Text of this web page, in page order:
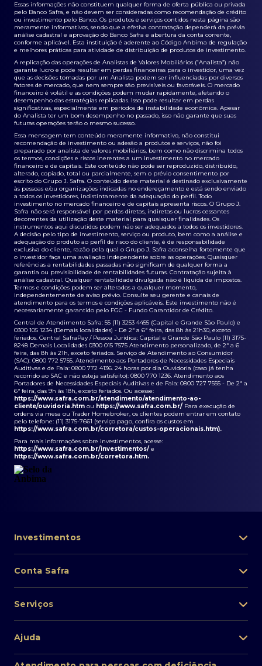
Essas informações não constituem qualquer forma de oferta pública ou privada
pelo Banco Safra, e não devem ser consideradas como recomendação de crédito
ou investimento pelo Banco. Os produtos e serviços contidos nesta página são
meramente informativos, sendo que a efetiva contratação dependerá da prévia
análise cadastral e aprovação do Banco Safra e abertura da conta corrente,
conforme aplicável. Esta instituição é aderente ao Código Anbima de regulação
e melhores práticas para atividade de distribuição de produtos de investimento.
A replicação das operações de Analistas de Valores Mobiliários (“Analista”) não
garante lucro e pode resultar em perdas financeiras para o investidor, uma vez
que as decisões tomadas por um Analista podem ser influenciadas por diversos
fatores de mercado, que nem sempre são previsíveis ou favoráveis. O mercado
financeiro é volátil e as condições podem mudar rapidamente, afetando o
desempenho das estratégias replicadas. Isso pode resultar em perdas
significativas, especialmente em períodos de instabilidade econômica. Apesar
do Analista ter um bom desempenho no passado, isso não garante que suas
futuras operações terão o mesmo sucesso.
Essa mensagem tem conteúdo meramente informativo, não constitui
recomendação de investimento ou adesão a produtos e serviços, não foi
preparado por analista de valores mobiliários, bem como não discrimina todos
os termos, condições e riscos inerentes a um investimento no mercado
financeiro e de capitais. Este conteúdo não pode ser reproduzido, distribuído,
alterado, copiado, total ou parcialmente, sem o prévio consentimento por
escrito do Grupo J. Safra. O conteúdo deste material é destinado exclusivamente
às pessoas e/ou organizações indicadas no endereçamento e está sendo enviado
a todos os investidores, indistintamente da adequação do perfil. Todo
investimento no mercado financeiro e de capitais apresenta riscos. O Grupo J.
Safra não será responsável por perdas diretas, indiretas ou lucros cessantes
decorrentes da utilização deste material para quaisquer finalidades. Os
instrumentos aqui discutidos podem não ser adequados a todos os investidores.
A decisão pelo tipo de investimento, serviço ou produto, bem como a análise e
adequação do produto ao perfil de risco do cliente, é de responsabilidade
exclusiva do cliente, razão pela qual o Grupo J. Safra aconselha fortemente que
o investidor faça uma avaliação independente sobre as operações. Quaisquer
referências a rentabilidades passadas não significam de qualquer forma a
garantia ou previsibilidade de rentabilidades futuras. Contratação sujeita à
análise cadastral. Qualquer rentabilidade divulgada não é líquida de impostos.
Termos e condições podem ser alterados a qualquer momento,
independentemente de aviso prévio. Consulte seu gerente e canais de
atendimento para os termos e condições aplicáveis. Este investimento não é
necessariamente garantido pelo FGC - Fundo Garantidor de Crédito.
Central de Atendimento Safra: 55 (11) 3253 4455 (Capital e Grande São Paulo) e
0300 105 1234 (Demais localidades) - De 2ª a 6ª feira, das 8h às 21h30, exceto
feriados. Central SafraPay / Pessoa Jurídica: Capital e Grande São Paulo (11) 3175-
8248 Demais Localidades 0300 015 7575 Atendimento personalizado, de 2ª a 6
feira, das 8h às 21h, exceto feriados. Serviço de Atendimento ao Consumidor
(SAC): 0800 772 5755. Atendimento aos Portadores de Necessidades Especiais
Auditivas e de Fala: 0800 772 4136. 24 horas por dia Ouvidoria (caso já tenha
recorrido ao SAC e não esteja satisfeito): 0800 770 1236. Atendimento aos
Portadores de Necessidades Especiais Auditivas e de Fala: 0800 727 7555 - De 2ª a
6ª feira, das 9h às 18h, exceto feriados. Ou acesse:
https://www.safra.com.br/atendimento/atendimento-ao-
cliente/ouvidoria.htm ou https://www.safra.com.br/ Para execução de
ordens via mesa ou Trader Homebroker, os clientes podem entrar em contato
pelo telefone: (11) 3175-7661 (serviço pago, confira os custos em
https://www.safra.com.br/corretora/custos-operacionais.htm).
Para mais informações sobre investimentos, acesse:
https://www.safra.com.br/investimentos/ e
https://www.safra.com.br/corretora.htm.
Investimentos
Lista de fundos de investimento
Private Banking
Renda fixa
Conta Safra
Pessoa Física
Cartões
Empréstimos e financiamentos
Serviços
Perda/roubo de celular
Ajuda
Atendimento ao cliente